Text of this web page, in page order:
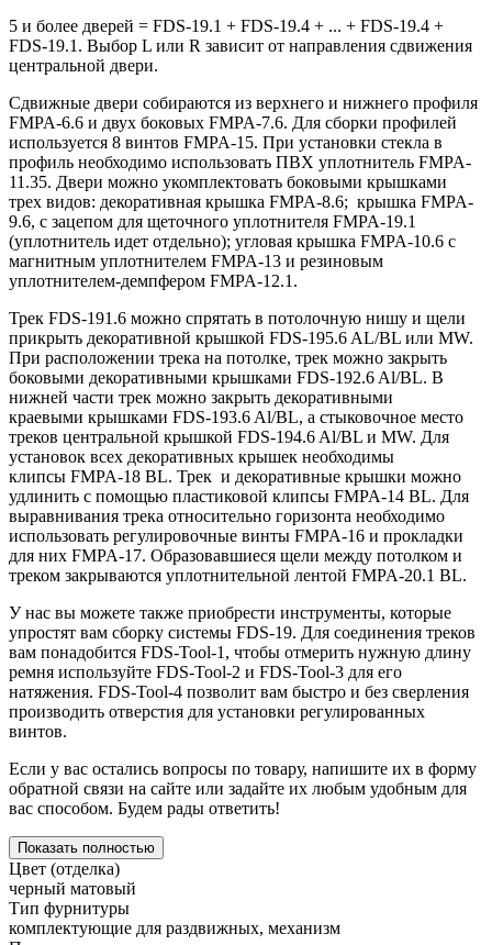
5 и более дверей = FDS-19.1 + FDS-19.4 + ... + FDS-19.4 +
FDS-19.1. Выбор L или R зависит от направления сдвижения
центральной двери.
Сдвижные двери собираются из верхнего и нижнего профиля
FMPA-6.6 и двух боковых FMPA-7.6. Для сборки профилей
используется 8 винтов FMPA-15. При установки стекла в
профиль необходимо использовать ПВХ уплотнитель FMPA-
11.35. Двери можно укомплектовать боковыми крышками
трех видов: декоративная крышка FMPA-8.6; крышка FMPA-
9.6, с зацепом для щеточного уплотнителя FMPA-19.1
(уплотнитель идет отдельно); угловая крышка FMPA-10.6 с
магнитным уплотнителем FMPA-13 и резиновым
уплотнителем-демпфером FMPA-12.1.
Трек FDS-191.6 можно спрятать в потолочную нишу и щели
прикрыть декоративной крышкой FDS-195.6 AL/BL или MW.
При расположении трека на потолке, трек можно закрыть
боковыми декоративными крышками FDS-192.6 Al/BL. В
нижней части трек можно закрыть декоративными
краевыми крышками FDS-193.6 Al/BL, а стыковочное место
треков центральной крышкой FDS-194.6 Al/BL и MW. Для
установок всех декоративных крышек необходимы
клипсы FMPA-18 BL. Трек и декоративные крышки можно
удлинить с помощью пластиковой клипсы FMPA-14 BL. Для
выравнивания трека относительно горизонта необходимо
использовать регулировочные винты FMPA-16 и прокладки
для них FMPA-17. Образовавшиеся щели между потолком и
треком закрываются уплотнительной лентой FMPA-20.1 BL.
У нас вы можете также приобрести инструменты, которые
упростят вам сборку системы FDS-19. Для соединения треков
вам понадобится FDS-Tool-1, чтобы отмерить нужную длину
ремня используйте FDS-Tool-2 и FDS-Tool-3 для его
натяжения. FDS-Tool-4 позволит вам быстро и без сверления
производить отверстия для установки регулированных
винтов.
Если у вас остались вопросы по товару, напишите их в форму
обратной связи на сайте или задайте их любым удобным для
вас способом. Будем рады ответить!
Показать полностью
Цвет (отделка)
черный матовый
Тип фурнитуры
комплектующие для раздвижных, механизм